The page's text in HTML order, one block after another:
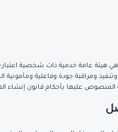
هي هيئة عامة خدمية ذات شخصية
وتنفيذ ومراقبة جودة وفاعلية
المنصوص عليها بأحكام قانون إنشاء